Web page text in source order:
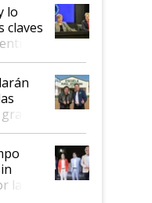
lo
claves
las